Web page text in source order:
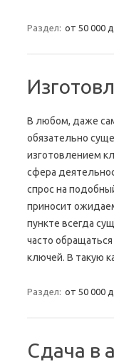
Раздел: от 50 000
В любом, даже
обязательно
изготовлением
сфера
спрос на
приносит
пункте всегда
часто
ключей. В такую
Раздел: от 50 000
Сдача в